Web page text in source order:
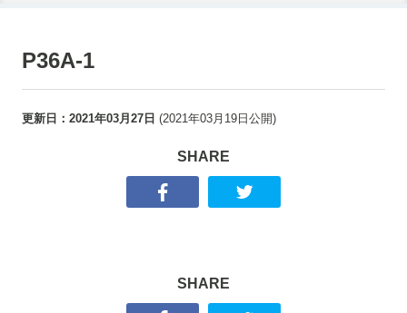
P36A-1
更新日： 2021年03月27日 (2021年03月19日 公開)
SHARE
SHARE